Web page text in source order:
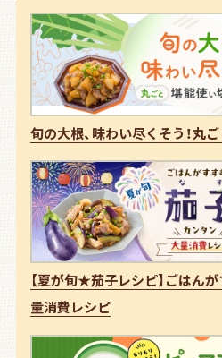
旬の大根、味わい尽くそう！丸
【夏が旬★茄子レシピ】ごはん
量消費レシピ